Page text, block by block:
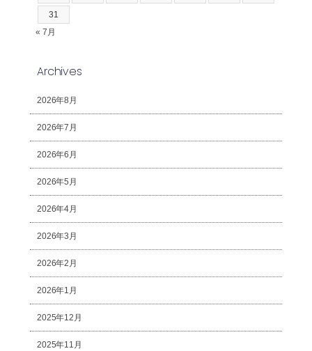
31
« 7月
Archives
2026年8月
2026年7月
2026年6月
2026年5月
2026年4月
2026年3月
2026年2月
2026年1月
2025年12月
2025年11月